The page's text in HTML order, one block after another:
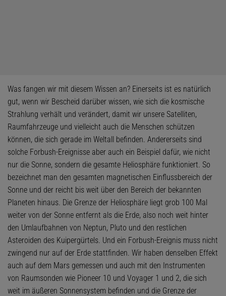
Was fangen wir mit diesem Wissen an? Einerseits ist es natürlich
gut, wenn wir Bescheid darüber wissen, wie sich die kosmische
Strahlung verhält und verändert, damit wir unsere Satelliten,
Raumfahrzeuge und vielleicht auch die Menschen schützen
können, die sich gerade im Weltall befinden. Andererseits sind
solche Forbush-Ereignisse aber auch ein Beispiel dafür, wie nicht
nur die Sonne, sondern die gesamte Heliosphäre funktioniert. So
bezeichnet man den gesamten magnetischen Einflussbereich der
Sonne und der reicht bis weit über den Bereich der bekannten
Planeten hinaus. Die Grenze der Heliosphäre liegt grob 100 Mal
weiter von der Sonne entfernt als die Erde, also noch weit hinter
den Umlaufbahnen von Neptun, Pluto und den restlichen
Asteroiden des Kuipergürtels. Und ein Forbush-Ereignis muss nicht
zwingend nur auf der Erde stattfinden. Wir haben denselben Effekt
auch auf dem Mars gemessen und auch mit den Instrumenten
von Raumsonden wie Pioneer 10 und Voyager 1 und 2, die sich
weit im äußeren Sonnensystem befinden und die Grenze der